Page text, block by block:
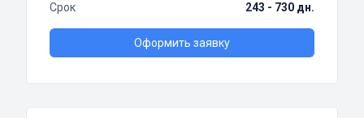
Срок
243 - 730 дн.
Оформить заявку